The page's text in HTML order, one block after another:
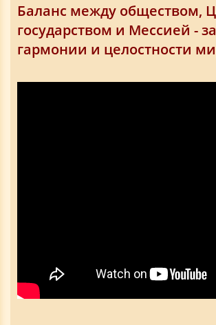
Баланс между обществом,
государством и Мессией -
гармонии и целостности